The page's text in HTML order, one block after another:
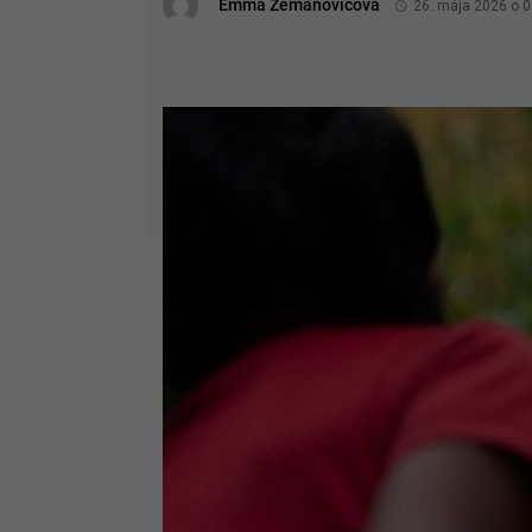
Emma Zemanovičová 26. mája 2026 o